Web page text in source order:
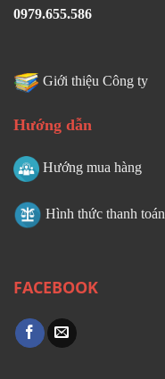
0979.655.586
Giới thiệu Công ty
Hướng dẫn
Hướng mua hàng
Hình thức thanh toán
FACEBOOK